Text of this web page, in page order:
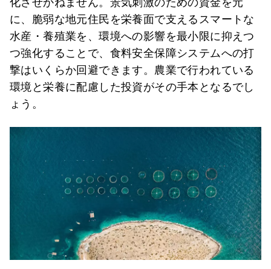
に、脆弱な地元住民を栄養面で支えるスマートな
水産・養殖業を、環境への影響を最小限に抑えつ
つ強化することで、食料安全保障システムへの打
撃はいくらか回避できます。農業で行われている
環境と栄養に配慮した投資がその手本となるでし
ょう。